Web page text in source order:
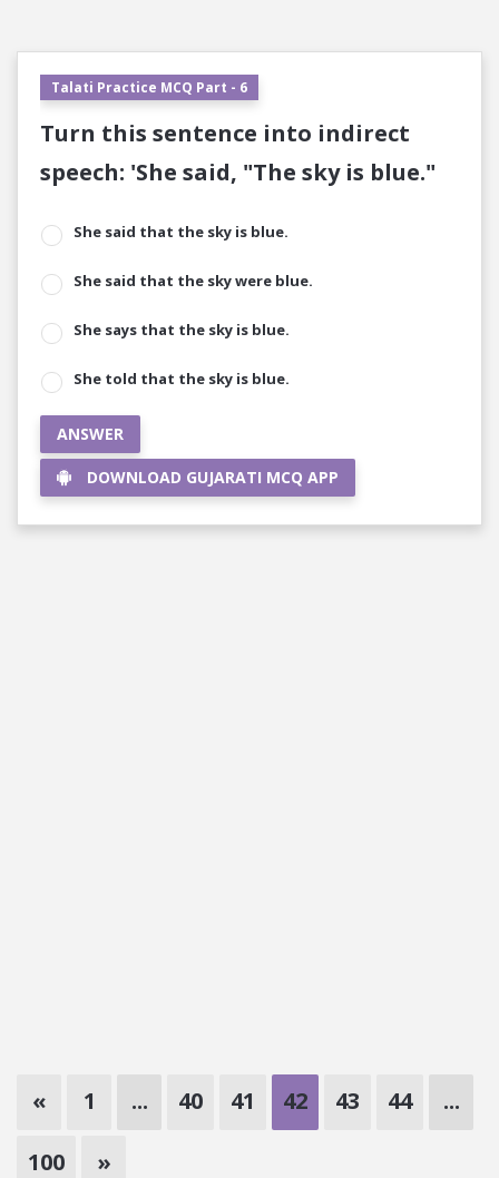
Talati Practice MCQ Part - 6
Turn this sentence into indirect
speech: 'She said, "The sky is blue."
She said that the sky is blue.
She said that the sky were blue.
She says that the sky is blue.
She told that the sky is blue.
ANSWER
DOWNLOAD GUJARATI MCQ APP
« 1 ... 40 41 42 43 44 ...
100 »